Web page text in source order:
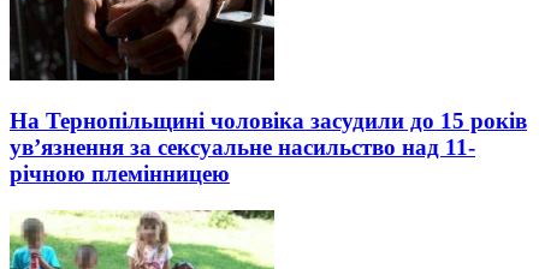
На Тернопільщині чоловіка засудили до 15 років
ув’язнення за сексуальне насильство над 11-
річною племінницею